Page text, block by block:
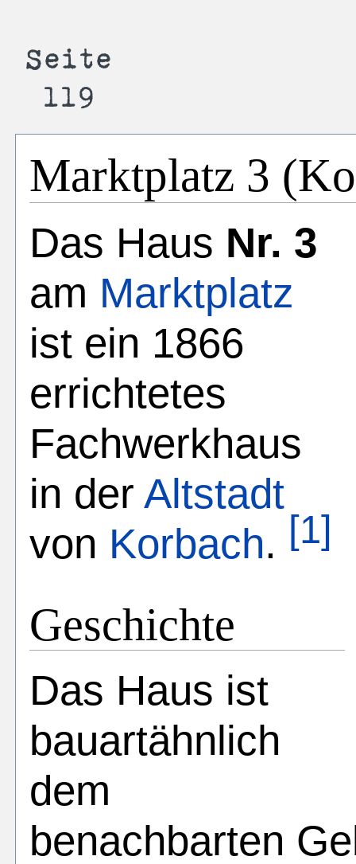
Marktplatz 3
Das Haus Nr. 3
am Marktplatz
ist ein 1866
errichtetes
Fachwerkhaus
in derAltstadt
von Korbach. [1]
Geschichte
Das Haus ist
bauartähnlich
dem
benachbarten